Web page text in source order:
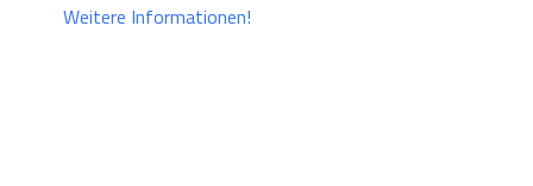
Weitere Informationen!